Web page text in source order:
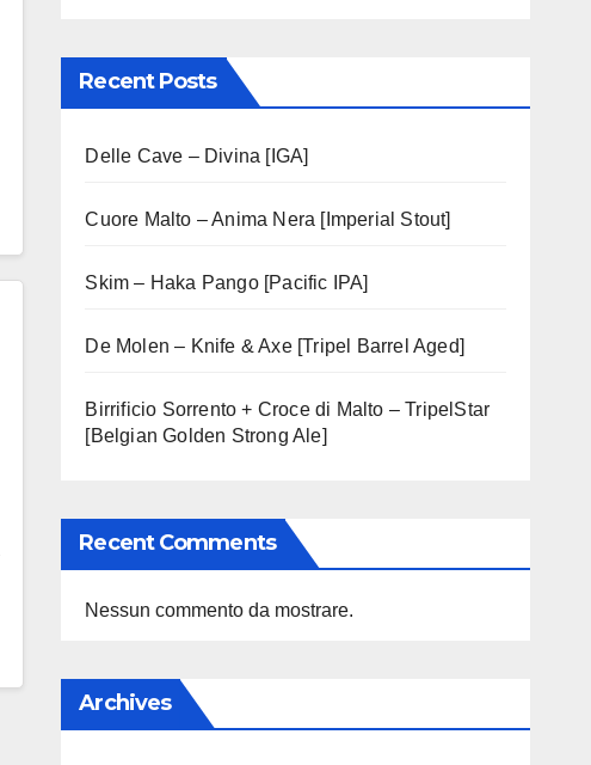
Recent Posts
Delle Cave – Divina [IGA]
Cuore Malto – Anima Nera [Imperial Stout]
Skim – Haka Pango [Pacific IPA]
De Molen – Knife & Axe [Tripel Barrel Aged]
Birrificio Sorrento + Croce di Malto – TripelStar
[Belgian Golden Strong Ale]
Recent Comments
Nessun commento da mostrare.
Archives